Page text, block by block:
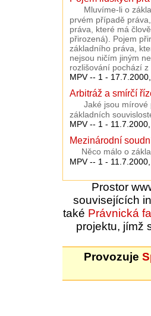
Mluvíme-li o
prvém případě
práva, které má
přirozená). Pojem
základního práva,
nejsou ničím jiným
rozlišování pochází
MPV -- 1 -
Arbitráž a smírčí
Jaké jsou
základních
MPV -- 1 -
Mezinárodní
Něco málo o
MPV -- 1 -
Prostor
souvisejících
také Právnická
projektu, jímž
Provozuje